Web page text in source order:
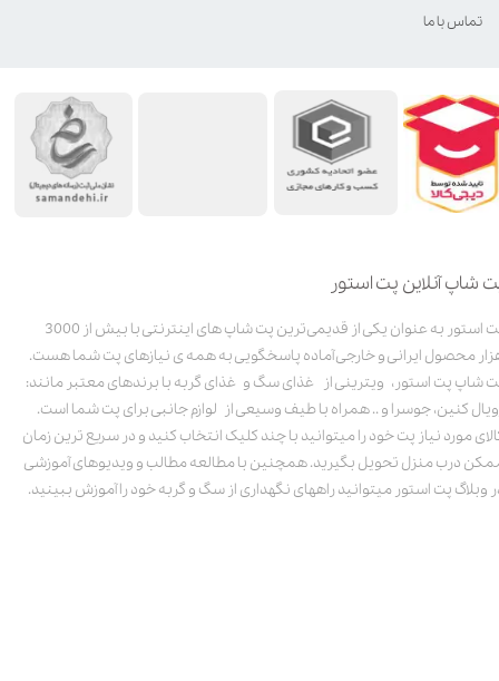
شاپ آنلاین پت استور
پت استور به عنوان یکی از قدیمی‌ترین پت شاپ های اینترنتی با بیش از 3000
محصول ایرانی و خارجی آماده پاسخگویی به همه ی نیازهای پت شما هست.
شاپ پت استور، ویترینی از غذای سگ و غذای گربه با برندهای معتبر مانند:
کنین، جوسرا و .. همراه با طیف وسیعی از لوازم جانبی برای پت شما است.
مورد نیاز پت خود را میتوانید با چند کلیک انتخاب کنید و در سریع ترین زمان
درب منزل تحویل بگیرید. همچنین با مطالعه مطالب و ویدیوهای آموزشی
وبلاگ پت استور میتوانید راههای نگهداری از سگ و گربه خود را آموزش ببینید.
تماس با ما